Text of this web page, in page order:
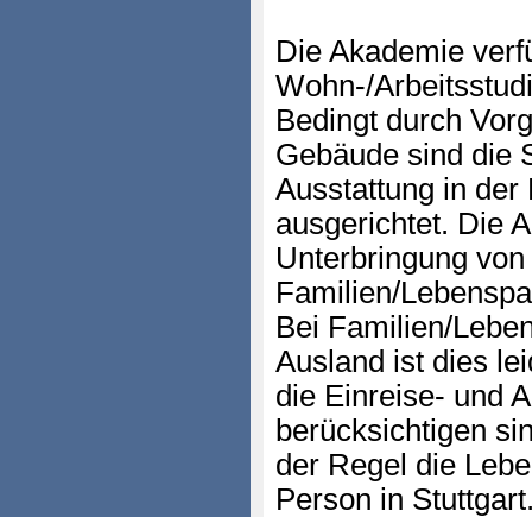
Die Akademie
Wohn-/
Bedingt durch
Gebäude sind die
Ausstattung in der
ausgerichtet. Die
Unterbringung von
Familien/
Bei Familien/
Ausland ist dies
die Einreise- und
berücksichtigen
der Regel die
Person in